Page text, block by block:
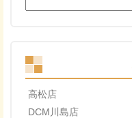
索:
高松店
DCM川島店